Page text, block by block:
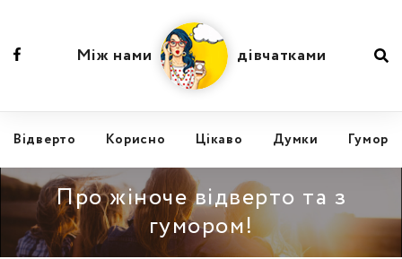
Відвертo Корисно Цікаво Думки Гумор
Між нами дівчатками
Про жіноче відверто та з
гумором!